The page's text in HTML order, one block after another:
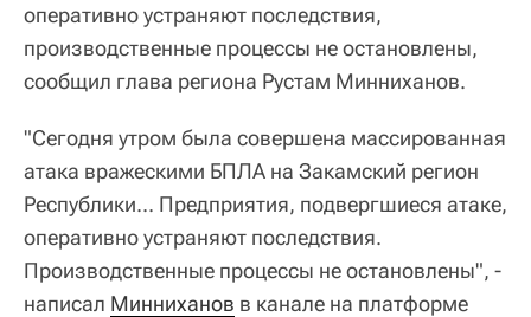
оперативно устраняют последствия,
производственные процессы не остановлены,
сообщил глава региона Рустам Минниханов.
"Сегодня утром была совершена массированная
атака вражескими БПЛА на Закамский регион
Республики... Предприятия, подвергшиеся атаке,
оперативно устраняют последствия.
Производственные процессы не остановлены", -
написал Минниханов в канале на платформе